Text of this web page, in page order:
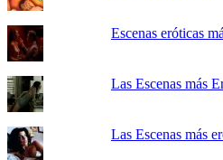
Escenas eróticas
Las Escenas más
Las Escenas más